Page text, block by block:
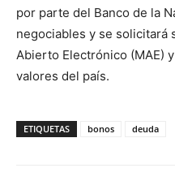
por parte del Banco de la
negociables y se solicitará
Abierto Electrónico (MAE)
valores del país.
ETIQUETAS bonos deuda